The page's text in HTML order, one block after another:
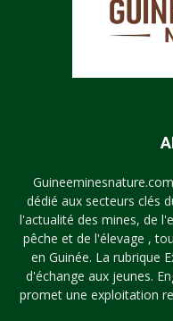
dédié aux secteurs clés
l'actualité des mines, de
pêche et de l'élevage ,
en Guinée. La rubrique
d'échange aux jeunes.
promet une exploitation